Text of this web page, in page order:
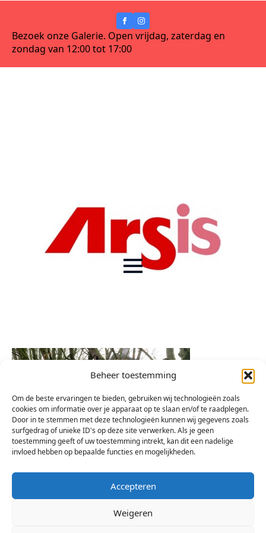
Beheer toestemming
Om de beste ervaringen te bieden, gebruiken wij technologieën zoals
cookies om informatie over je apparaat op te slaan en/of te raadplegen.
Door in te stemmen met deze technologieën kunnen wij gegevens zoals
surfgedrag of unieke ID's op deze site verwerken. Als je geen
toestemming geeft of uw toestemming intrekt, kan dit een nadelige
invloed hebben op bepaalde functies en mogelijkheden.
Accepteren
Weigeren
Bezoek onze Galerie. Open vrijdag, zaterdag en
zondag van 12:00 tot 17:00